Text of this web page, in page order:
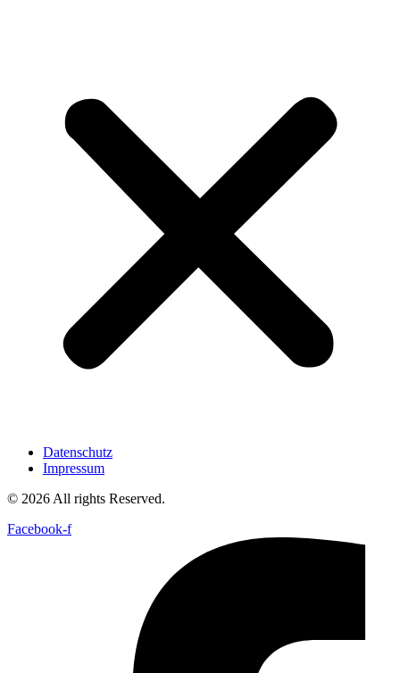
Datenschutz
Impressum
© 2026 All rights Reserved.
Facebook-f